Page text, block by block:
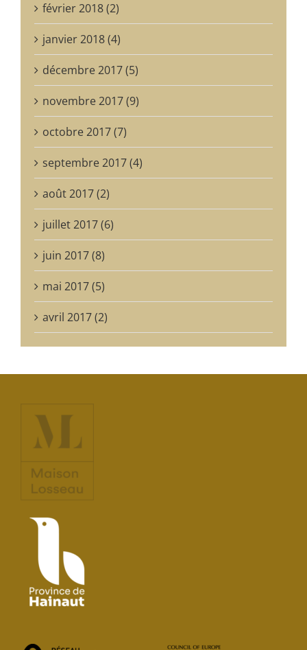
février 2018 (2)
janvier 2018 (4)
décembre 2017 (5)
novembre 2017 (9)
octobre 2017 (7)
septembre 2017 (4)
août 2017 (2)
juillet 2017 (6)
juin 2017 (8)
mai 2017 (5)
avril 2017 (2)